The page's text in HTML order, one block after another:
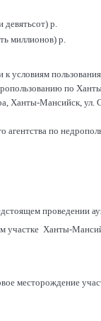
р.
миллионов) р.
условиям
по
Мансийск, ул.
по
проведении
участке Ханты-
месторождение